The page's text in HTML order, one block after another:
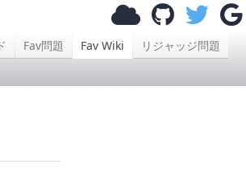
Fav問題 Fav Wiki
リジャッジ問題